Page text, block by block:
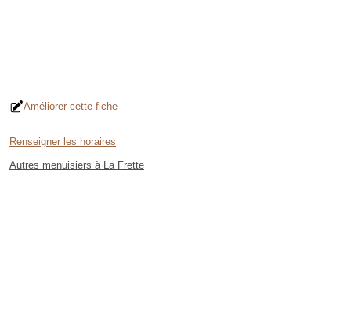
Améliorer cette fiche
Renseigner les horaires
Autres menuisiers à La Frette